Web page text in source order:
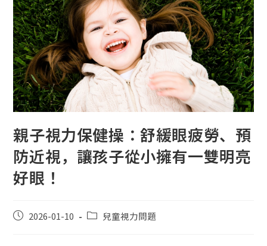
親子視力保健操：舒緩眼疲勞、預
防近視，讓孩子從小擁有一雙明亮
好眼！
2026-01-10 兒童視力問題